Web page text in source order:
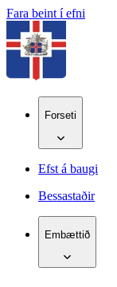
Fara beint í efni
Forseti
Efst á baugi
Bessastaðir
Embættið